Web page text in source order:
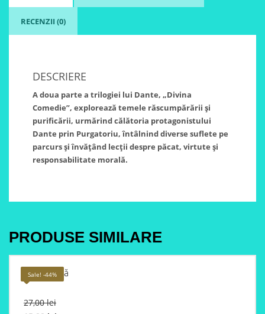
RECENZII (0)
DESCRIERE
A doua parte a trilogiei lui Dante, „Divina
Comedie”, explorează temele răscumpărării și
purificării, urmărind călătoria protagonistului
Dante prin Purgatoriu, întâlnind diverse suflete pe
parcurs și învățând lecții despre păcat, virtute și
responsabilitate morală.
PRODUSE SIMILARE
Sale! -44%
Pisica dublă
27,00lei